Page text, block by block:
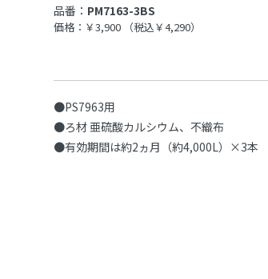
品番： PM7163-3BS
価格：￥3,900 （税込￥4,290）
●PS7963用
●ろ材 亜硫酸カルシウム、不織布
●有効期間は約2ヵ月（約4,000L）×3本